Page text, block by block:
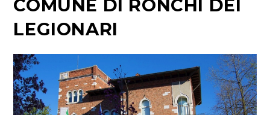
COMUNE DI RONCHI DEI
LEGIONARI